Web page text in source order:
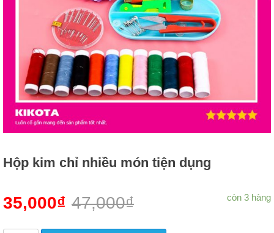
Hộp kim chỉ nhiều món tiện dụng
47,000₫
35,000₫ còn 3 hàng